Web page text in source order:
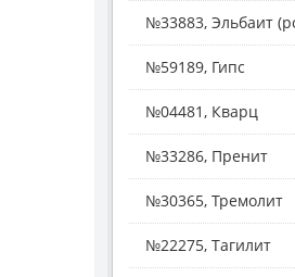
№33883, Эльбаит
№59189, Гипс
№04481, Кварц
№33286, Пренит
№30365, Тремолит
№22275, Тагилит